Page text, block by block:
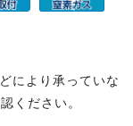
により承っていな
ください。